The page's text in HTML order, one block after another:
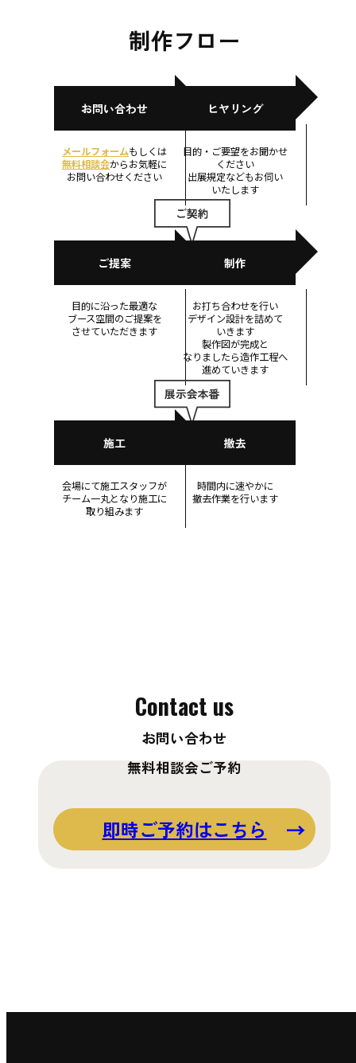
制作フロー
お問い合わせ
メールフォームもしくは
無料相談会からお気軽に
お問い合わせください
ヒヤリング
目的・ご要望をお聞かせ
ください
出展規定などもお伺い
いたします
ご提案
目的に沿った最適な
ブース空間のご提案を
させていただきます
制作
お打ち合わせを行い
デザイン設計を詰めて
いきます
製作図が完成と
なりましたら造作工程へ
進めていきます
施工
会場にて施工スタッフが
チーム一丸となり施工に
取り組みます
撤去
時間内に速やかに
撤去作業を行います
Contact us
お問い合わせ
無料相談会ご予約
即時ご予約はこちら